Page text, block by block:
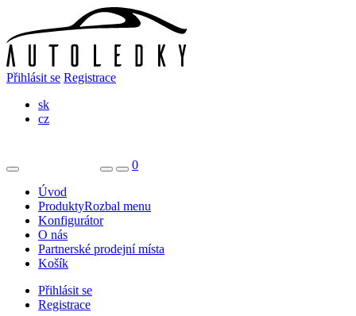
Přihlásit se Registrace
sk
cz
0
Úvod
ProduktyRozbal menu
Konfigurátor
O nás
Partnerské prodejní místa
Košík
Přihlásit se
Registrace